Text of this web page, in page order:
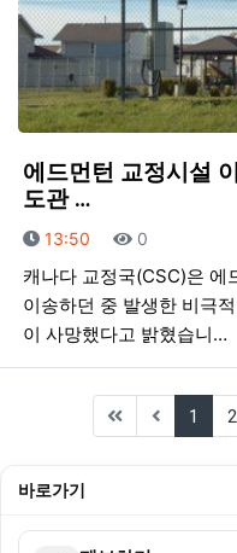
에드먼턴 교정시설
도관 …
등록일
13:50 조회
0
캐나다 교정국(CSC)은 에
이송하던 중 발생한 비극
이 사망했다고 밝혔습니…
1 2
바로가기